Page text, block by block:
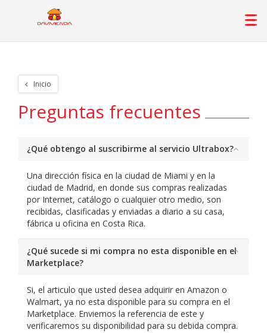
Inicio
Preguntas frecuentes
¿Qué obtengo al suscribirme al servicio Ultrabox?
Una dirección física en la ciudad de Miami y en la
ciudad de Madrid, en donde sus compras realizadas
por Internet, catálogo o cualquier otro medio, son
recibidas, clasificadas y enviadas a diario a su casa,
fábrica u oficina en Costa Rica.
¿Qué sucede si mi compra no esta disponible en el
Marketplace?
Si, el articulo que usted desea adquirir en Amazon o
Walmart, ya no esta disponible para su compra en el
Marketplace. Enviemos la referencia de este y
verificaremos su disponibilidad para su debida compra.